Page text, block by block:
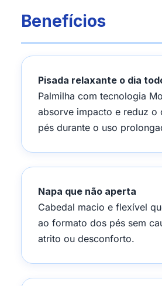
Benefícios
Pisada relaxante o dia
Palmilha com tecnologia
absorve impacto e reduz o
pés durante o uso
Napa que não aperta
Cabedal macio e flexível
ao formato dos pés sem
atrito ou desconforto.